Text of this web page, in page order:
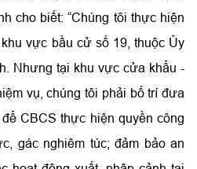
cho biết: “Chúng tôi thực hiện
vực bầu cử số 19, thuộc Ủy
Nhưng tại khu vực cửa khẩu -
vụ, chúng tôi phải bố trí đưa
CBCS thực hiện quyền công
gác nghiêm túc; đảm bảo an